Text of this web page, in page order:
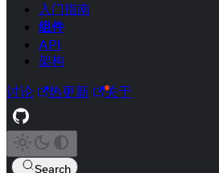
入门指南
组件
API
架构
讨论 热更新 关于
Search